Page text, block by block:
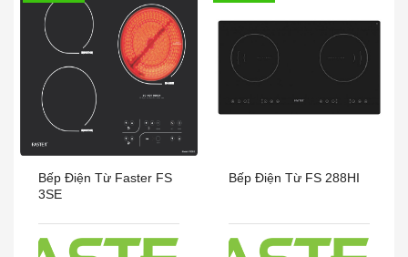
Bếp Điện Từ Faster FS
3SE
Bếp Điện Từ FS 288HI